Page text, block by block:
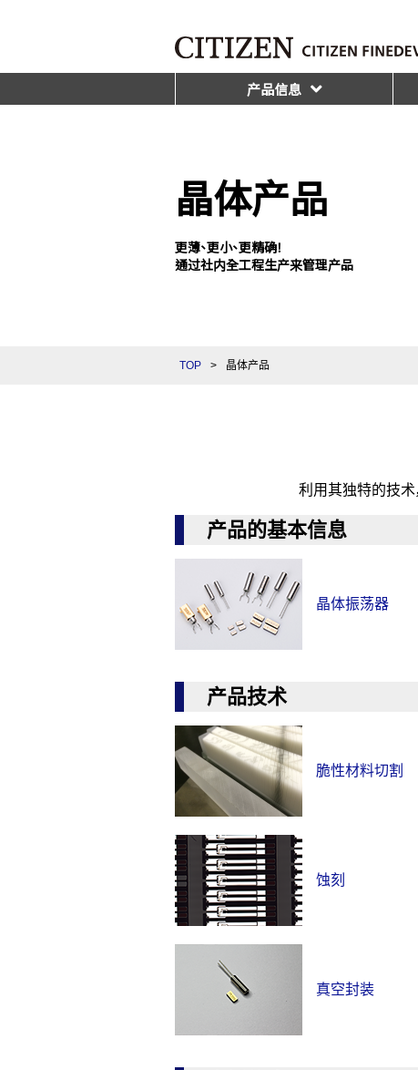
产品信息
晶体产品
更薄、更小、更精确！
通过社内全工程生产来管理产品
TOP > 晶体产品
利用其独特的技术
产品的基本信息
晶体振荡器
产品技术
脆性材料切割
蚀刻
真空封装